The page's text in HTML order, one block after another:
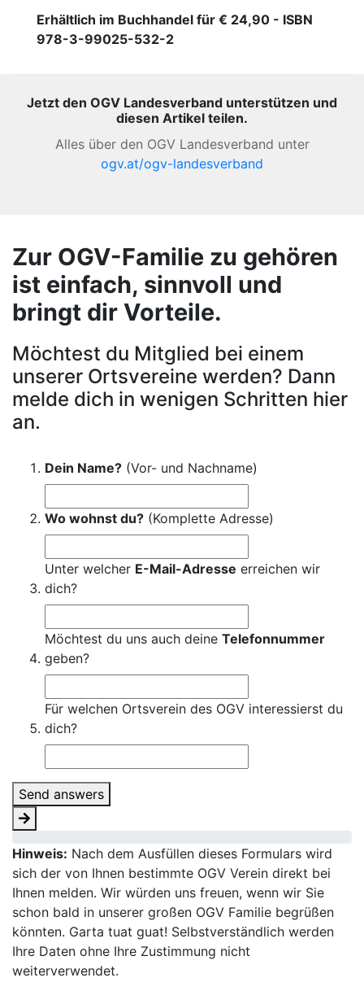
Erhältlich im Buchhandel für € 24,90 - ISBN
978-3-99025-532-2
Jetzt den OGV Landesverband unterstützen und
diesen Artikel teilen.
Alles über den OGV Landesverband unter
ogv.at/ogv-landesverband
Zur OGV-Familie zu gehören
ist einfach, sinnvoll und
bringt dir Vorteile.
Möchtest du Mitglied bei einem
unserer Ortsvereine werden? Dann
melde dich in wenigen Schritten hier
an.
Dein Name? (Vor- und Nachname)
Wo wohnst du? (Komplette Adresse)
Unter welcher E-Mail-Adresse erreichen wir
dich?
Möchtest du uns auch deine Telefonnummer
geben?
Für welchen Ortsverein des OGV interessierst du
dich?
Send answers
Hinweis: Nach dem Ausfüllen dieses Formulars wird
sich der von Ihnen bestimmte OGV Verein direkt bei
Ihnen melden. Wir würden uns freuen, wenn wir Sie
schon bald in unserer großen OGV Familie begrüßen
könnten. Garta tuat guat! Selbstverständlich werden
Ihre Daten ohne Ihre Zustimmung nicht
weiterverwendet.